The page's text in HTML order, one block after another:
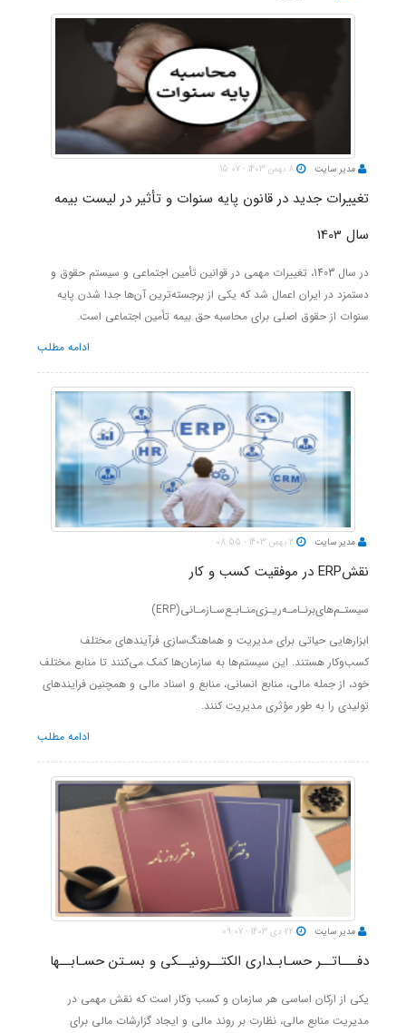
مدیر سایت 8 بهمن 1403 - 15:07
تغییرات جدید در قانون پایه سنوات و تأثیر در لیست بیمه
سال 1403
در سال 1403، تغییرات مهمی در قوانین تأمین اجتماعی و سیستم حقوق و
دستمزد در ایران اعمال شد که یکی از برجسته‌ترین آن‌ها جدا شدن پایه
سنوات از حقوق اصلی برای محاسبه حق بیمه تأمین اجتماعی است.
ادامه مطلب
مدیر سایت 2 بهمن 1403 - 08:55
نقشERP در موفقیت کسب و کار
سیستـم‌‌های‌برنـامـه‌‌ریـزی‌منـابـع‌سـازمـانی(ERP)‌
ابزارهایی حیاتی برای مدیریت و هماهنگ‌سازی فرآیندهای مختلف
کسب‌وکار هستند. این سیستم‌ها به سازمان‌ها کمک می‌کنند تا منابع مختلف
خود، از جمله مالی، منابع انسانی، منابع و اسناد مالی و همچنین فرایندهای
تولیدی را به طور مؤثری مدیریت کنند.
ادامه مطلب
مدیر سایت 22 دی 1403 - 09:07
دفـــاتــر حسـابـداری‌ الکتــرونیــکی‌ و‌ بسـتن‌ حسـابــها
یکی از ارکان اساسی هر سازمان و کسب ‌وکار است که نقش مهمی در
مدیریت منابع مالی، نظارت بر روند مالی و ایجاد گزارشات مالی برای